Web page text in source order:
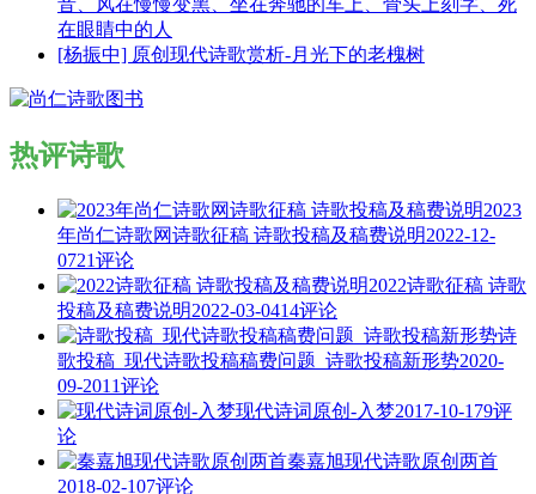
音、风在慢慢变黑、坐在奔驰的车上、骨头上刻字、死
在眼睛中的人
[杨振中] 原创现代诗歌赏析-月光下的老槐树
热评诗歌
2023
年尚仁诗歌网诗歌征稿 诗歌投稿及稿费说明2022-12-
0721评论
2022诗歌征稿 诗歌
投稿及稿费说明2022-03-0414评论
诗
歌投稿_现代诗歌投稿稿费问题_诗歌投稿新形势2020-
09-2011评论
现代诗词原创-入梦2017-10-179评
论
秦嘉旭现代诗歌原创两首
2018-02-107评论